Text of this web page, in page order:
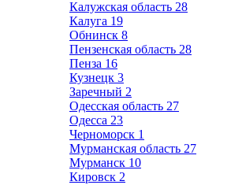
Калужская область 28
Калуга 19
Обнинск 8
Пензенская область 28
Пенза 16
Кузнецк 3
Заречный 2
Одесская область 27
Одесса 23
Черноморск 1
Мурманская область 27
Мурманск 10
Кировск 2